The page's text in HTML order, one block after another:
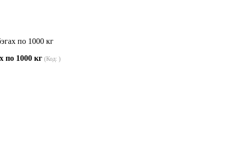
по 1000 кг
по 1000 кг (Код: )